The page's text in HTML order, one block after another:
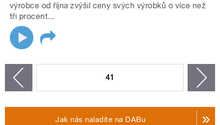
výrobce od října zvýšil ceny svých výrobků o více než
tři procent...
41
Jak nás naladíte na DABu